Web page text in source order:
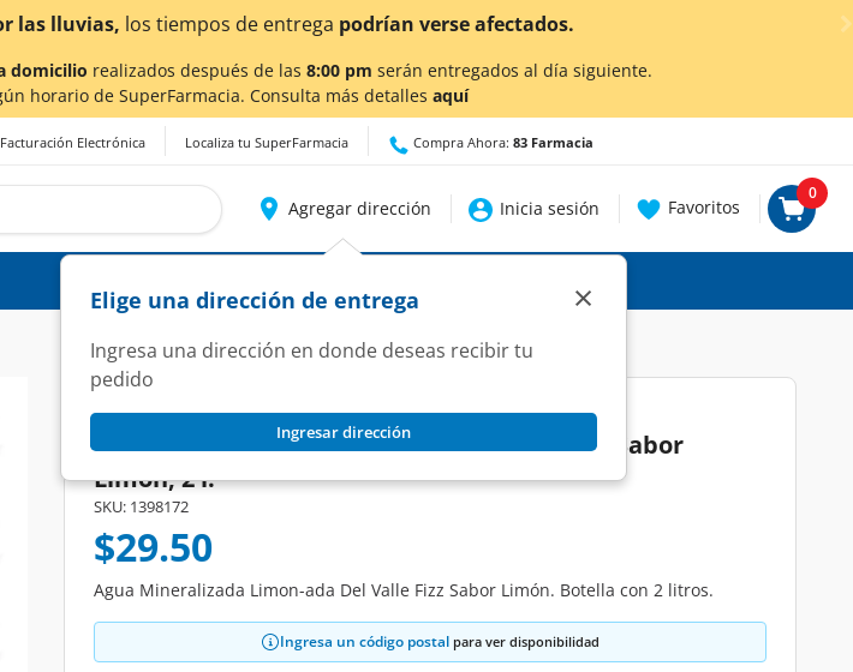
tiempos de entregapodrían verse afectados.
domicilio realizados después de las 8:00 pm serán entregados al día siguiente.
horario de SuperFarmacia. Consulta más detalles aquí
Facturación Electrónica Localiza tu SuperFarmacia Compra Ahora: 83 Farmacia
Agregar dirección
Elige una dirección de entrega
Ingresa una dirección en donde deseas recibir tu
pedido
Ingresar dirección
×
Inicia sesión Favoritos
0
DEL VALLE
Agua Mineralizada Limon-ada Del Valle Fizz Sabor
Limón, 2 l.
SKU: 1398172
$29.50
Agua Mineralizada Limon-ada Del Valle Fizz Sabor Limón. Botella con 2 litros.
Ingresa un código postal para ver disponibilidad